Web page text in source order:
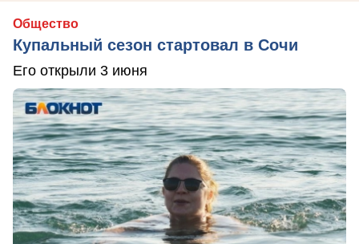
Общество
Купальный сезон стартовал в Сочи
Его открыли 3 июня